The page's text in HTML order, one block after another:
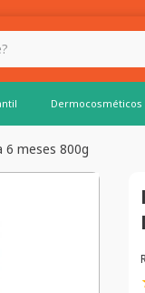
Dermocosméticos
6 meses 800g